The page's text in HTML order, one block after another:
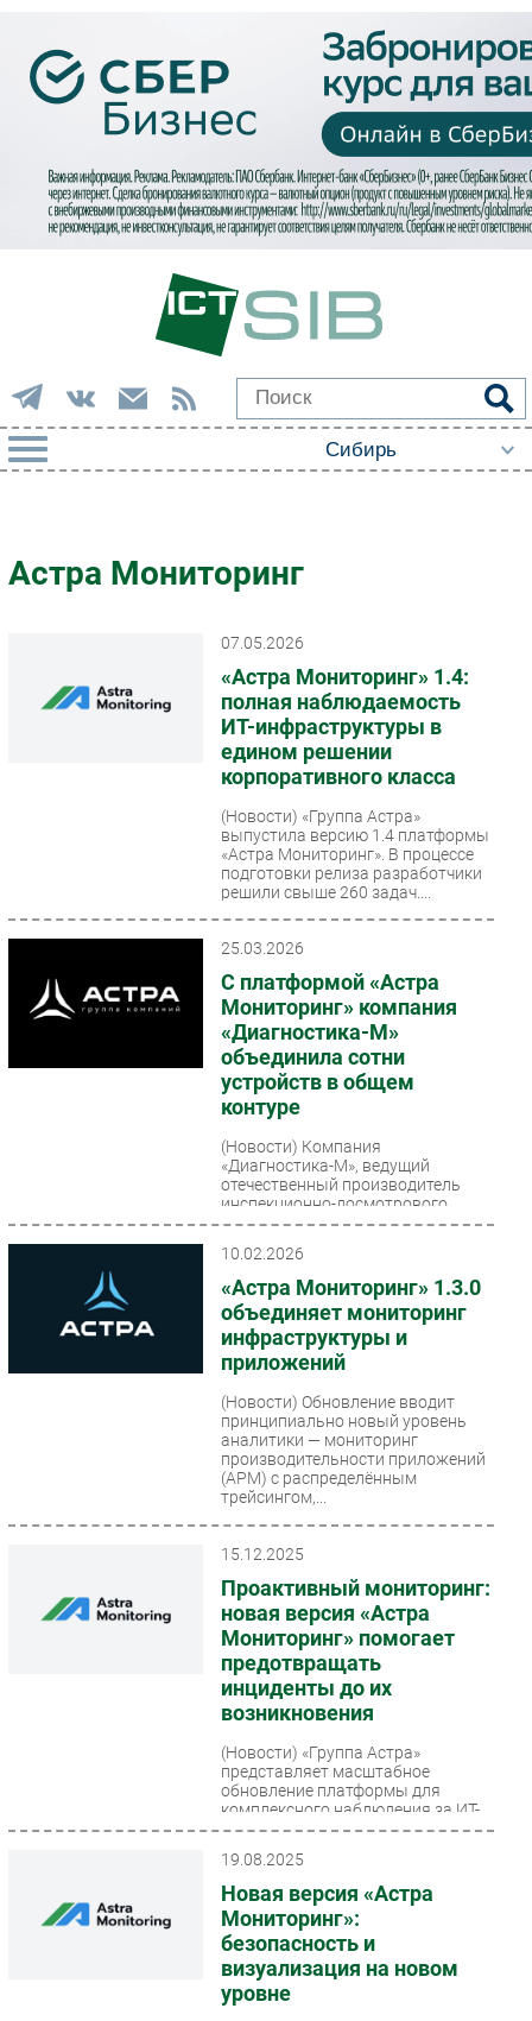
Импорто­замещение
Автоматизация Промышленности
Фиксированная связь
Регулирование
Здоровье
РАЗДЕЛЫ
Аналитика
Астра Мониторинг
07.05.2026
«Астра Мониторинг» 1.4:
полная наблюдаемость
ИТ-инфраструктуры в
едином решении
корпоративного класса
(Новости) «Группа Астра»
выпустила версию 1.4 платформы
«Астра Мониторинг». В процессе
подготовки релиза разработчики
решили свыше 260 задач....
25.03.2026
С платформой «Астра
Мониторинг» компания
«Диагностика-М»
объединила сотни
устройств в общем
контуре
(Новости) Компания
«Диагностика-М», ведущий
отечественный производитель
инспекционно-досмотрового
оборудования под маркой ТСНК,
10.02.2026
«Астра Мониторинг» 1.3.0
объединяет мониторинг
инфраструктуры и
приложений
(Новости) Обновление вводит
принципиально новый уровень
аналитики — мониторинг
производительности приложений
(APM) с распределённым
трейсингом,...
15.12.2025
Проактивный мониторинг:
новая версия «Астра
Мониторинг» помогает
предотвращать
инциденты до их
возникновения
(Новости) «Группа Астра»
представляет масштабное
обновление платформы для
комплексного наблюдения за ИТ-
инфраструктурой — «Астра
19.08.2025
Новая версия «Астра
Мониторинг»:
безопасность и
визуализация на новом
уровне